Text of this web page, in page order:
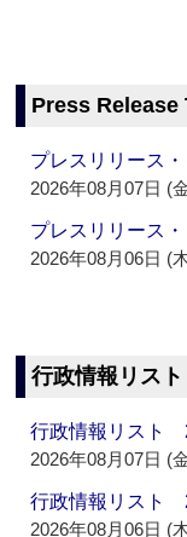
Press Release
プレスリリース
2026年08月07日 (
プレスリリース
2026年08月06日 (
行政情報リスト
行政情報リスト
2026年08月07日 (
行政情報リスト
2026年08月06日 (